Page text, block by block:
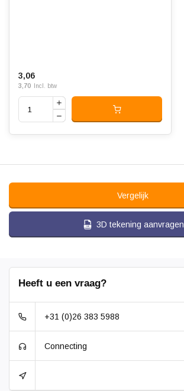
3,06
3,70 Incl. btw
Vergelijk
3D tekening aanvragen
Heeft u een vraag?
+31 (0)26 383 5988
Connecting